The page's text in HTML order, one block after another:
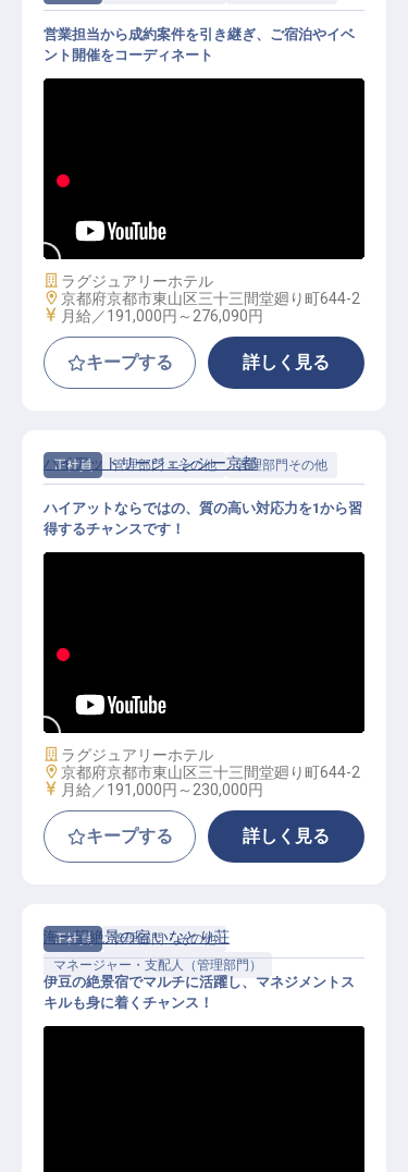
賞与年2回／月9日休み
営業担当から成約案件を引き継ぎ、ご宿泊やイベ
ント開催をコーディネート
施設業態
ラグジュアリーホテル
勤務地
京都府京都市東山区三十三間堂廻り町644-2
給与
月給／191,000円～ 276,090円
キープする 詳しく見る
正社員 管理部門・その他 管理部門その他
ゲストサービス（電話オペレーター
ハイアットリージェンシー京都
ハイアットならではの、質の高い対応力を1から習
得するチャンスです！
施設業態
ラグジュアリーホテル
勤務地
京都府京都市東山区三十三間堂廻り町644-2
給与
月給／191,000円～ 230,000円
キープする 詳しく見る
正社員
管理部門・その他
マネージャー・支配人（管理部門）
海一望絶景の宿 いなとり荘
伊豆の絶景宿でマルチに活躍し、マネジメントス
キルも身に着くチャンス！